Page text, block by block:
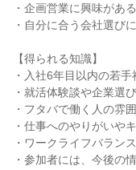
・企画営業に興味があ
・自分に合う会社選び
【得られる知識】
・入社6年目以内の若
・就活体験談や企業選
・フタバで働く人の雰
・仕事へのやりがいや
・ワークライフバラン
・参加者には、今後の